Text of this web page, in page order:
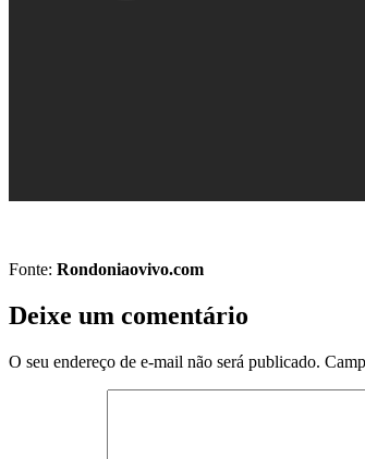
Fonte: Rondoniaovivo.com
Deixe um comentário
O seu endereço de e-mail não será publicado.